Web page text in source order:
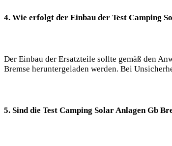
4. Wie erfolgt der Einbau der Test Camping
Der Einbau der Ersatzteile sollte gemäß den
Bremse heruntergeladen werden. Bei
5. Sind die Test Camping Solar Anlagen Gb